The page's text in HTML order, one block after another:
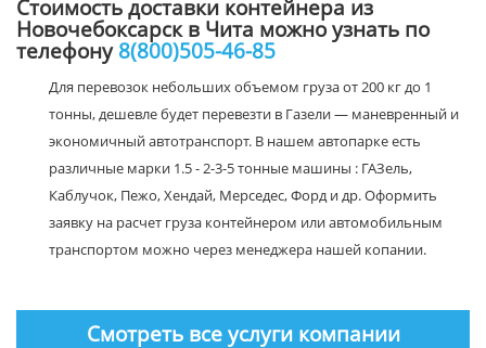
Стоимость доставки контейнера из
Новочебоксарск в Чита можно узнать по
телефону 8(800)505-46-85
Для перевозок небольших объемом груза от 200 кг до 1
тонны, дешевле будет перевезти в Газели — маневренный и
экономичный автотранспорт. В нашем автопарке есть
различные марки 1.5 - 2-3-5 тонные машины : ГАЗель,
Каблучок, Пежо, Хендай, Мерседес, Форд и др. Оформить
заявку на расчет груза контейнером или автомобильным
транспортом можно через менеджера нашей копании.
Смотреть все услуги компании